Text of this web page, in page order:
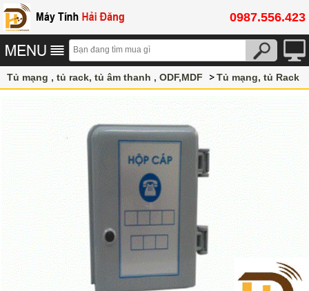
0987.556.423
Tủ mạng , tủ rack, tủ âm thanh , ODF,MDF Tủ mạng, tủ Rack